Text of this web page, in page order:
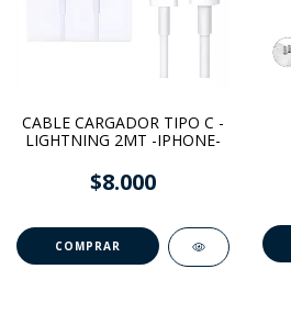
CABLE CARGADOR TIPO C -
LIGHTNING 2MT -IPHONE-
$8.000